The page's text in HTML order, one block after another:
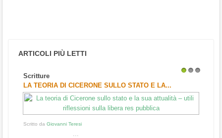
ARTICOLI PIÙ LETTI
Scritture
LA TEORIA DI CICERONE SULLO STATO E LA...
Scritto da Giovanni Teresi
...